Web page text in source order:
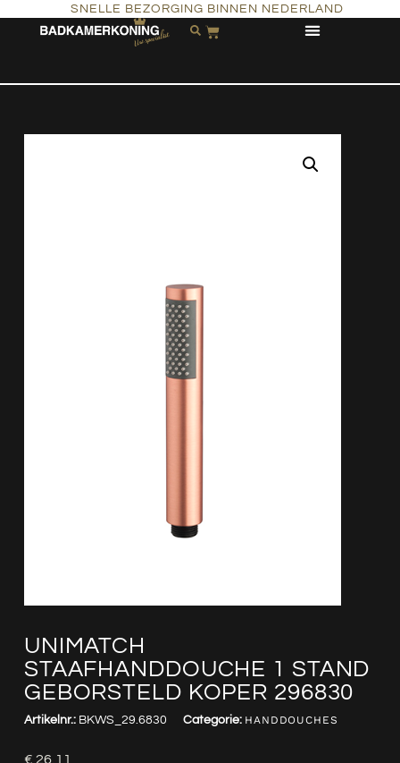
SNELLE BEZORGING BINNEN NEDERLAND
UNIMATCH
STAAFHANDDOUCHE 1 STAND
GEBORSTELD KOPER 296830
Artikelnr.: BKWS_29.6830 Categorie: HANDDOUCHES
€ 26,11